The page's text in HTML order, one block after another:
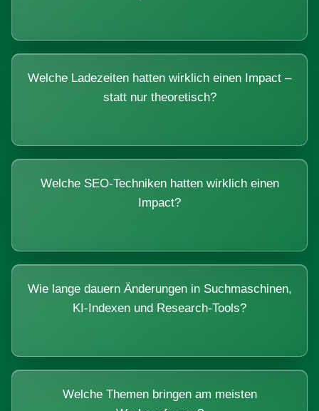
Welche Ladezeiten hatten wirklich einen Impact –
statt nur theoretisch?
Welche SEO-Techniken hatten wirklich einen
Impact?
Wie lange dauern Änderungen in Suchmaschinen,
KI-Indexen und Research-Tools?
Welche Themen bringen am meisten